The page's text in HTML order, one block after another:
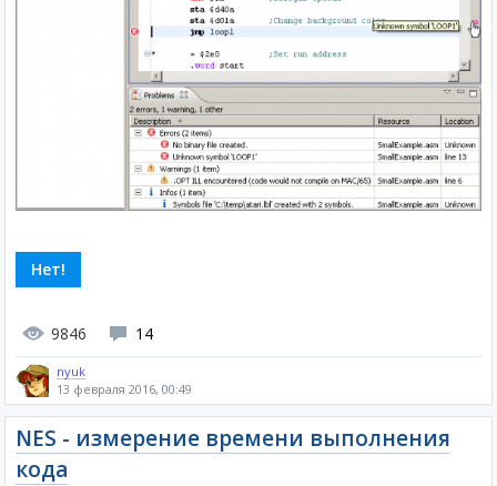
Нет!
9846 14
nyuk
13 февраля 2016, 00:49
NES - измерение времени выполнения
кода